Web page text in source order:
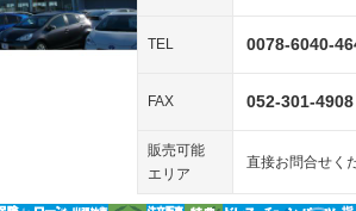
－ シートエアコン
TEL 0078-6040-
FAX 052-301-4908
販売可能
エリア
直接お問合せく